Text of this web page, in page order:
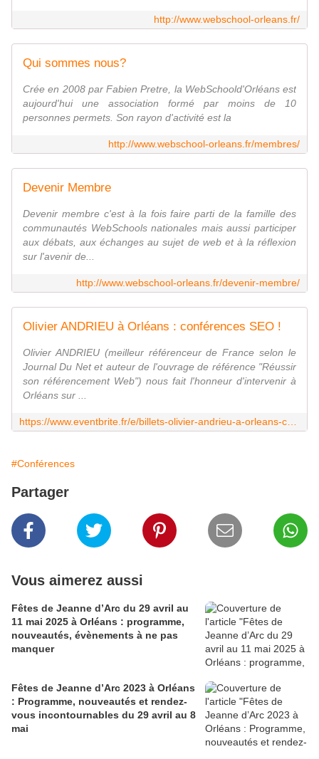
http://www.webschool-orleans.fr/
Qui sommes nous?
Crée en 2008 par Fabien Pretre, la WebSchoold'Orléans est
aujourd'hui une association formé par moins de 10
personnes permets. Son rayon d'activité est la
http://www.webschool-orleans.fr/membres/
Devenir Membre
Devenir membre c'est à la fois faire parti de la famille des
communautés WebSchools nationales mais aussi participer
aux débats, aux échanges au sujet de web et à la réflexion
sur l'avenir de...
http://www.webschool-orleans.fr/devenir-membre/
Olivier ANDRIEU à Orléans : conférences SEO !
Olivier ANDRIEU (meilleur référenceur de France selon le
Journal Du Net et auteur de l'ouvrage de référence "Réussir
son référencement Web") nous fait l'honneur d'intervenir à
Orléans sur ...
#Conférences
Partager
Vous aimerez aussi
Fêtes de Jeanne d’Arc du 29 avril au
11 mai 2025 à Orléans : programme,
nouveautés, évènements à ne pas
manquer
Fêtes de Jeanne d’Arc 2023 à Orléans
: Programme, nouveautés et rendez-
vous incontournables du 29 avril au 8
mai